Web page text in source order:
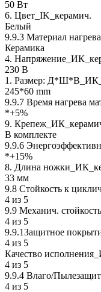
50 Вт
6. Цвет_IK_керамич.
Белый
9.9.3 Материал
Керамика
4.
230 В
1. Размер:
245*60 mm
9.9.7 Время нагрева
*+5%
9.
В комплекте
9.9.6
*+15%
8. Длина
33 мм
9.8 Стойкость к
4 из 5
9.9 Механич.
4 из 5
9.9.1Защитное
4 из 5
Качество
4 из 5
9.9.4 Влаго/
4 из 5